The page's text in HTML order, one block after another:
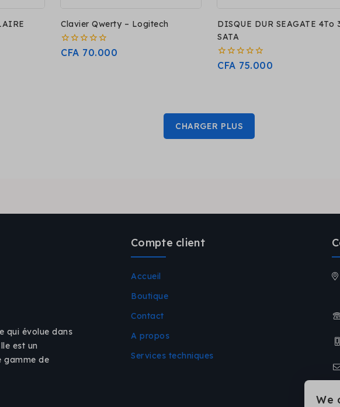
Clavier Qwerty – Logitech
0
CFA 70.000
DISQUE DUR SEAGATE 4To
SATA
0
CFA 75.000
CHARGER PLUS
qui évolue dans
est un
gamme de
Compte client
Accueil
Boutique
Contact
A propos
Services techniques
We